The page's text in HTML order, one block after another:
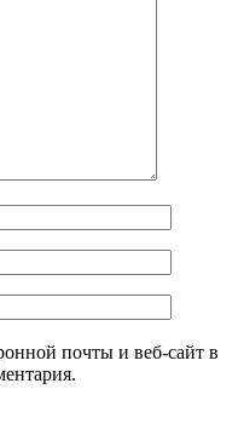
почты и веб-сайт в